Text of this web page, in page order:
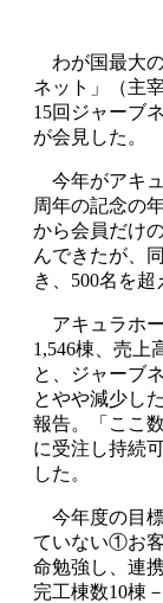
わが国最大
ネット」（主
15回ジャーブ
が会見した。
今年がアキ
周年の記念の
から会員だけ
んできたが、
き、500名を超
アキュラホ
1,546棟、売上
と、ジャーブ
とやや減少し
報告。「ここ
に受注し持続
した。
今年度の目
ていない①お
命勉強し、連
完工棟数10棟